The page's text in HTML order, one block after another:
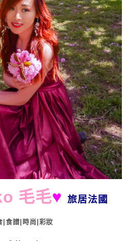
毛毛♥ 旅居法國
|食譜|時尚|彩妝